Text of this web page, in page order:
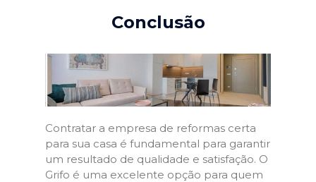
Conclusão
Contratar a empresa de reformas certa
para sua casa é fundamental para garantir
um resultado de qualidade e satisfação. O
Grifo é uma excelente opção para quem